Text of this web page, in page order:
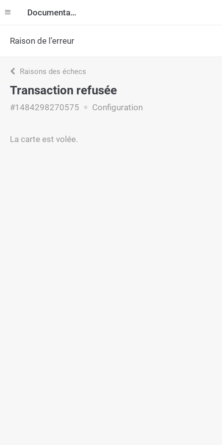
Documentation
Raison de l’erreur
Raisons des échecs
Transaction refusée
#1484298270575 Configuration
La carte est volée.